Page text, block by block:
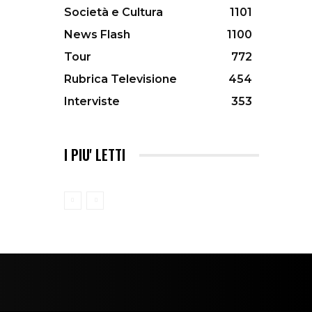
Società e Cultura
1101
News Flash
1100
Tour
772
Rubrica Televisione
454
Interviste
353
I PIU' LETTI